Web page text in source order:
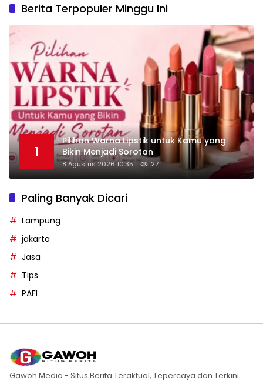
Berita Terpopuler Minggu Ini
1
Pilihan Warna Lipstik untuk Kamu yang
Bikin Menjadi Sorotan
8 Agustus 2026 10:35 27
Paling Banyak Dicari
Lampung
jakarta
Jasa
Tips
PAFI
Gawoh Media - Situs Berita Teraktual, Tepercaya dan Terkini